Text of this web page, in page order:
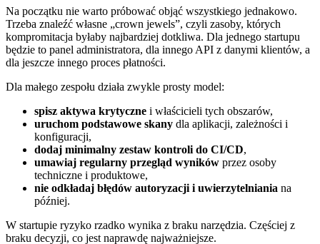
Na początku nie warto próbować objąć wszystkiego jednakowo.
Trzeba znaleźć własne „crown jewels”, czyli zasoby, których
kompromitacja byłaby najbardziej dotkliwa. Dla jednego startupu
będzie to panel administratora, dla innego API z danymi klientów, a
dla jeszcze innego proces płatności.
Dla małego zespołu działa zwykle prosty model:
spisz aktywa krytyczne i właścicieli tych obszarów,
uruchom podstawowe skany dla aplikacji, zależności i
konfiguracji,
dodaj minimalny zestaw kontroli do CI/CD,
umawiaj regularny przegląd wyników przez osoby
techniczne i produktowe,
nie odkładaj błędów autoryzacji i uwierzytelniania na
później.
W startupie ryzyko rzadko wynika z braku narzędzia. Częściej z
braku decyzji, co jest naprawdę najważniejsze.